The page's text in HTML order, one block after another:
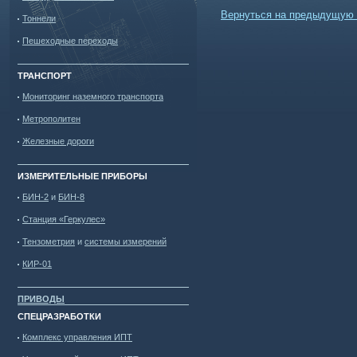
Тоннели
Пешеходные переходы
ТРАНСПОРТ
Мониторинг наземного транспорта
Метрополитен
Железные дороги
ИЗМЕРИТЕЛЬНЫЕ ПРИБОРЫ
БИН-2 и БИН-8
Станция «Геркулес»
Тензометрия и системы измерений
КИР-01
ПРИВОДЫ
СПЕЦРАЗРАБОТКИ
Комплекс управления ИПТ
Вернуться на предыдущую